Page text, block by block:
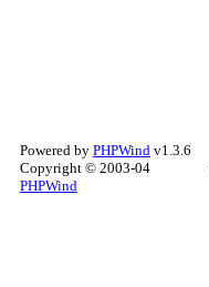
Powered by PHPWind v1.3.6
Copyright © 2003-04
PHPWind